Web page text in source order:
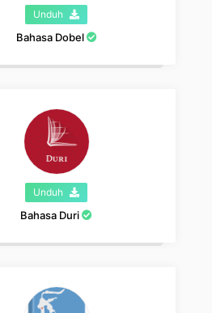
Unduh
Bahasa Dobel
Unduh
Bahasa Duri